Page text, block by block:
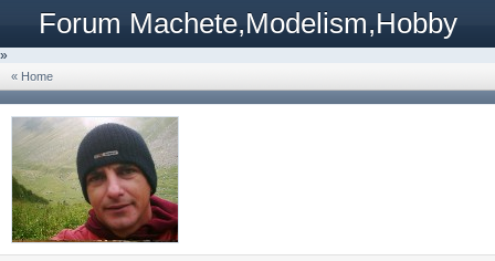
Forum Machete,Modelism,Hobby
»
« Home